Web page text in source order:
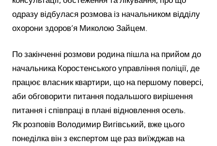
одразу відбулася розмова із начальником відділу
охорони здоров’я Миколою Зайцем.
По закінченні розмови родина пішла на прийом до
начальника Коростенського управління поліції, де
працює власник квартири, що на першому поверсі,
аби обговорити питання подальшого вирішення
питання і співпраці в плані відновлення осель.
Як розповів Володимир Вигівський, вже цього
понеділка він з експертом ще раз виїжджав на